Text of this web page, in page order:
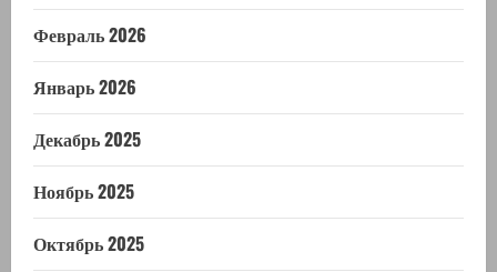
Февраль 2026
Январь 2026
Декабрь 2025
Ноябрь 2025
Октябрь 2025